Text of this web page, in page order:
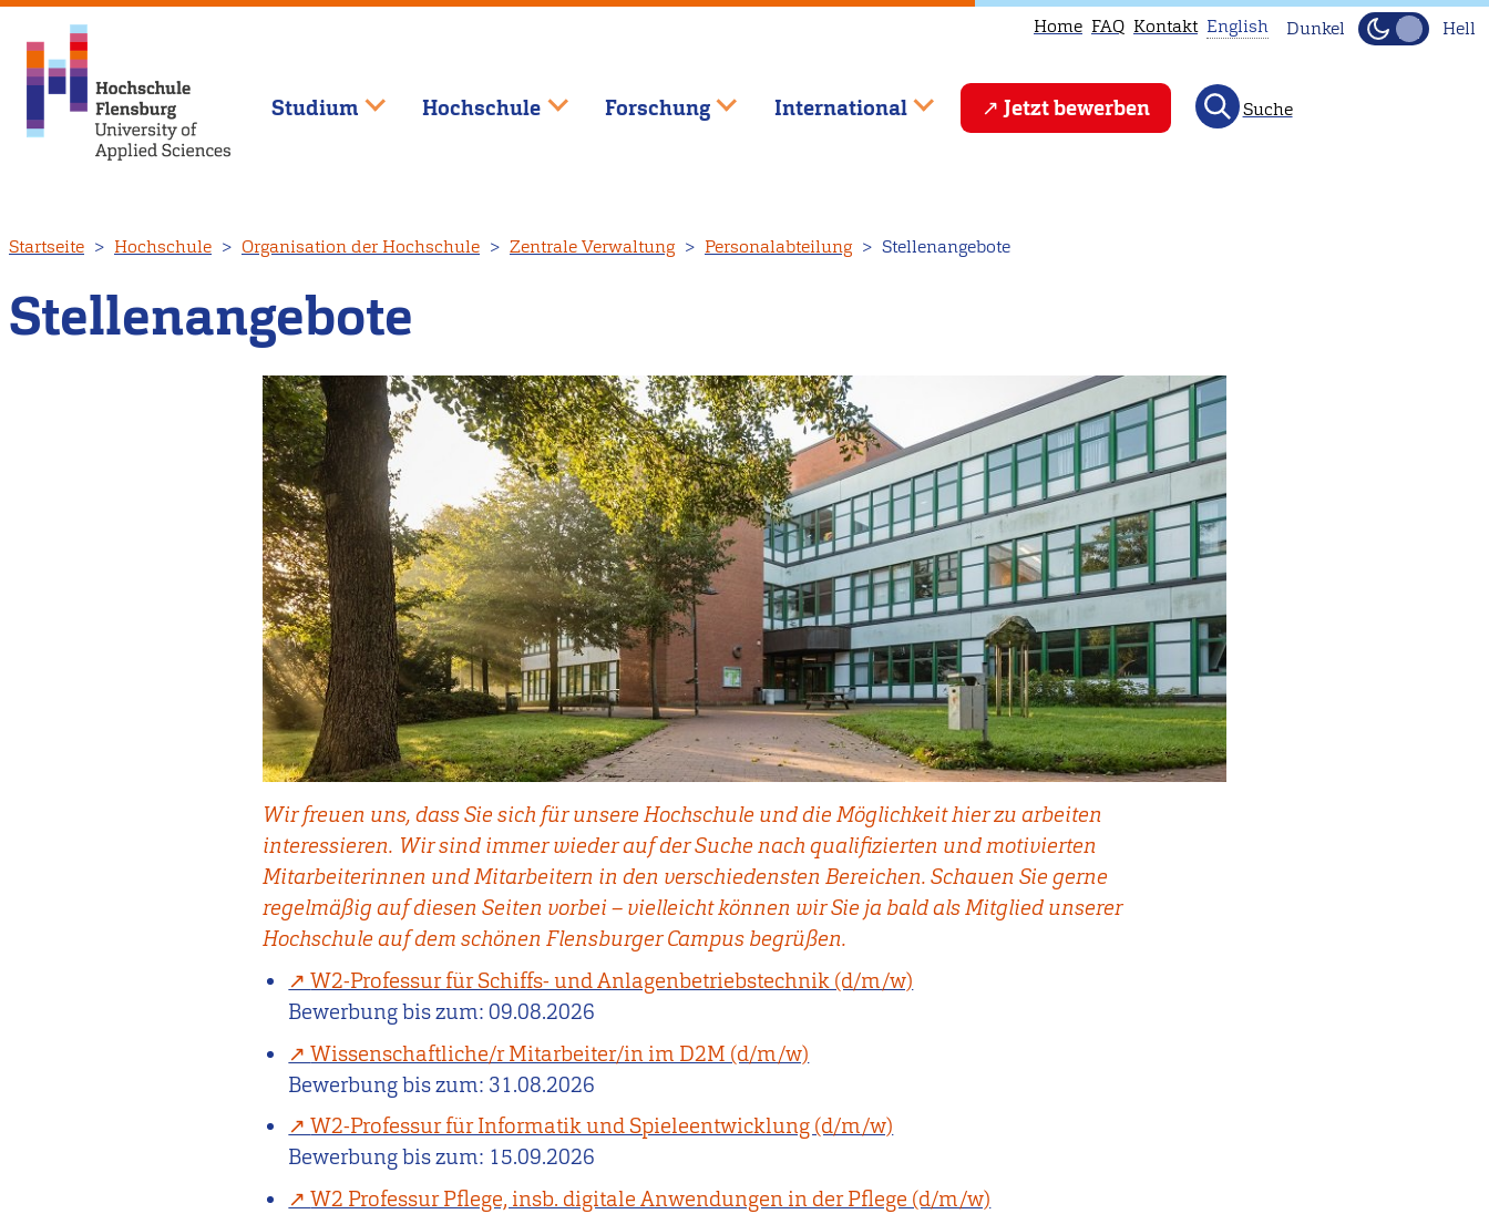
zum
Inhalt
Home FAQ Kontakt
This
page
English Dunkel Hell
Studium Hochschule Forschung International Jetzt bewerben Suche
Startseite Hochschule Organisation der Hochschule Zentrale Verwaltung Personalabteilung Stellenangebote
Stellenangebote
Wir freuen uns, dass Sie sich für unsere Hochschule und die Möglichkeit hier zu arbeiten
interessieren. Wir sind immer wieder auf der Suche nach qualifizierten und motivierten
Mitarbeiterinnen und Mitarbeitern in den verschiedensten Bereichen. Schauen Sie gerne
regelmäßig auf diesen Seiten vorbei – vielleicht können wir Sie ja bald als Mitglied unserer
Hochschule auf dem schönen Flensburger Campus begrüßen.
W2-Professur für Schiffs- und Anlagenbetriebstechnik (d/m/w)
Bewerbung bis zum:09.08.2026
Wissenschaftliche/r Mitarbeiter/in im D2M (d/m/w)
Bewerbung bis zum: 31.08.2026
W2-Professur für Informatik und Spieleentwicklung (d/m/w)
Bewerbung bis zum: 15.09.2026
W2 Professur Pflege, insb. digitale Anwendungen in der Pflege (d/m/w)